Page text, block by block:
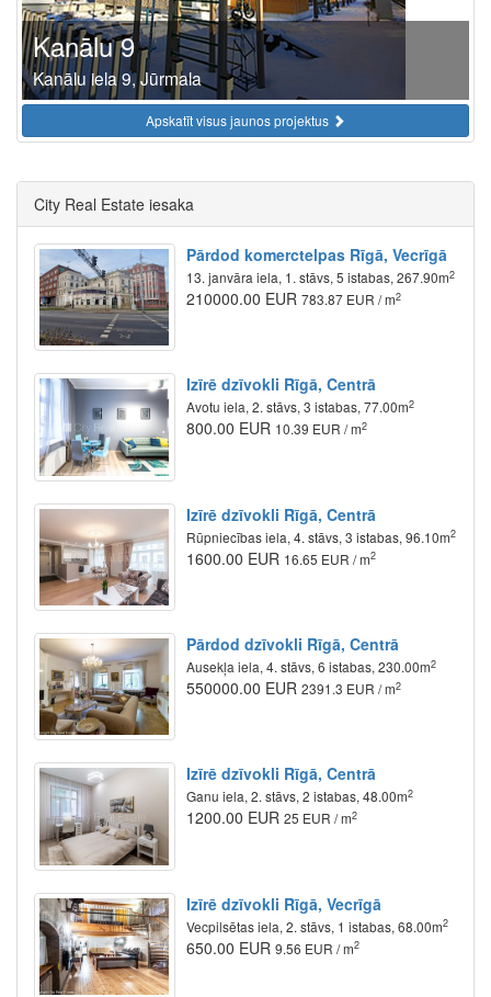
Kanālu 9
Kanālu iela 9, Jūrmala
Apskatīt visus jaunos projektus
City Real Estate iesaka
Pārdod komerctelpas Rīgā, Vecrīgā
13. janvāra iela, 1. stāvs, 5 istabas, 267.90m2
210000.00 EUR 783.87 EUR / m2
Izīrē dzīvokli Rīgā, Centrā
Avotu iela, 2. stāvs, 3 istabas, 77.00m2
800.00 EUR 10.39 EUR / m2
Izīrē dzīvokli Rīgā, Centrā
Rūpniecības iela, 4. stāvs, 3 istabas, 96.10m2
1600.00 EUR 16.65 EUR / m2
Pārdod dzīvokli Rīgā, Centrā
Ausekļa iela, 4. stāvs, 6 istabas, 230.00m2
550000.00 EUR 2391.3 EUR / m2
Izīrē dzīvokli Rīgā, Centrā
Ganu iela, 2. stāvs, 2 istabas, 48.00m2
1200.00 EUR 25 EUR / m2
Izīrē dzīvokli Rīgā, Vecrīgā
Vecpilsētas iela, 2. stāvs, 1 istabas, 68.00m2
650.00 EUR 9.56 EUR / m2